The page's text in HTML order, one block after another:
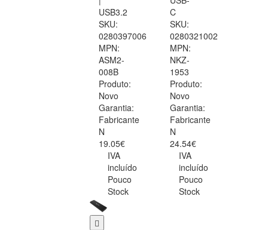
USB3.2
SKU:
0280397006
MPN:
ASM2-
008B
Produto:
Novo
Garantia:
Fabricante
N
19.05€
IVA
incluído
Pouco
Stock
C
SKU:
0280321002
MPN:
NKZ-
1953
Produto:
Novo
Garantia:
Fabricante
N
24.54€
IVA
incluído
Pouco
Stock